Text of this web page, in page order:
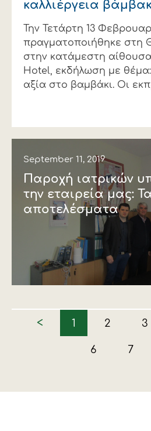
καλλιέργεια
Την Τετάρτη 13
πραγματοποιήθηκε στη
στην κατάμεστη
Hotel, εκδήλωση με θέμα:
αξία στο βαμβάκι. Οι
September 11, 2019
Παροχή ιατρικών
την εταιρεία μας: Τα
αποτελέσματα
< 1 2 3
6 7